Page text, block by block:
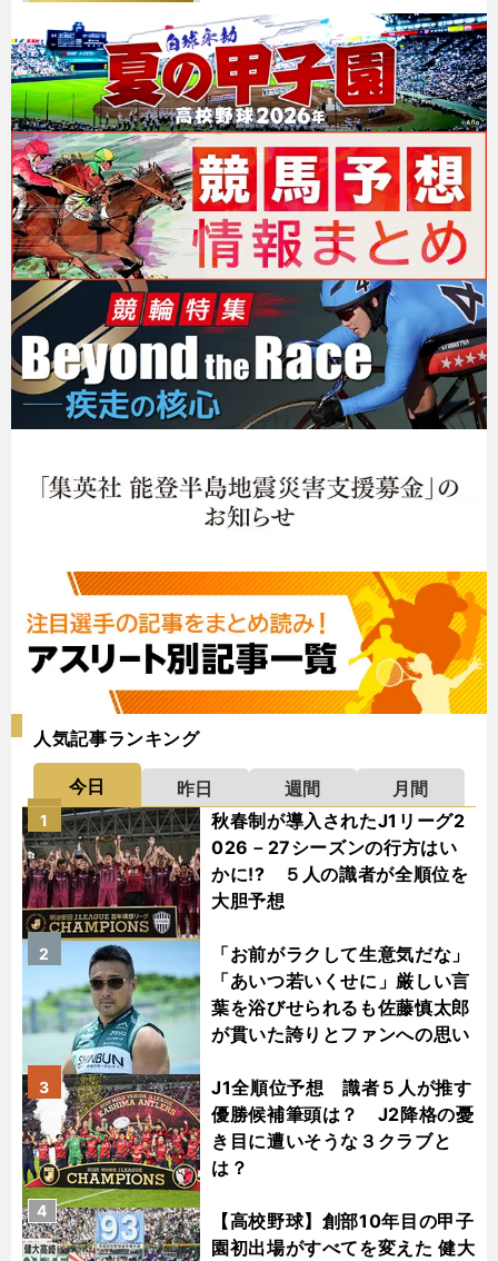
人気記事ランキング
今日 昨日 週間
月間
秋春制が導入されたJ1リーグ2
026－27シーズンの行方はい
かに!? ５人の識者が全順位を
大胆予想
1
「お前がラクして生意気だな」
「あいつ若いくせに」厳しい言
葉を浴びせられるも佐藤慎太郎
が貫いた誇りとファンへの思い
2
J1全順位予想 識者５人が推す
優勝候補筆頭は？ J2降格の憂
き目に遭いそうな３クラブと
は？
3
【高校野球】創部10年目の甲子
園初出場がすべてを変えた 健大
4